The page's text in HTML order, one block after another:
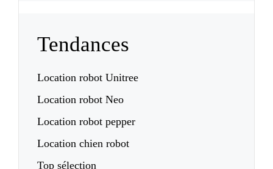
Tendances
Location robot Unitree
Location robot Neo
Location robot pepper
Location chien robot
Top sélection